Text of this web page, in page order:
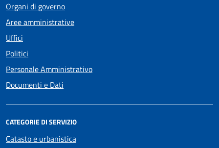
Organi di governo
Aree amministrative
Uffici
Politici
Personale Amministrativo
Documenti e Dati
CATEGORIE DI SERVIZIO
Catasto e urbanistica